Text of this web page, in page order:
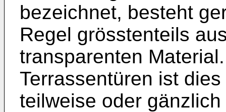
bezeichnet, besteht
Regel grösstenteils
transparenten
Terrassentüren ist
teilweise oder